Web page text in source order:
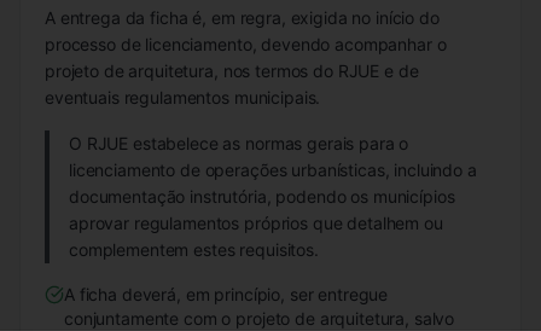
A entrega da ficha é, em regra, exigida no início do
processo de licenciamento, devendo acompanhar o
projeto de arquitetura, nos termos do RJUE e de
eventuais regulamentos municipais.
O RJUE estabelece as normas gerais para o
licenciamento de operações urbanísticas, incluindo a
documentação instrutória, podendo os municípios
aprovar regulamentos próprios que detalhem ou
complementem estes requisitos.
A ficha deverá, em princípio, ser entregue
conjuntamente com o projeto de arquitetura, salvo